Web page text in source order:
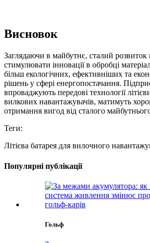
Висновок
Заглядаючи в майбутнє, сталий
стимулювати інновації в обробці
більш екологічних, ефективніших та
рішень у сфері енергопостачання.
впроваджують передові технології
вилкових навантажувачів, матимуть
отримання вигод від сталого
Теги:
Літієва батарея для вилочного
Популярні публікації
Гольф